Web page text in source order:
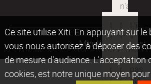
Ce site utilise Xiti. En appuyant sur
vous nous autorisez à déposer des
de mesure d'audience. L'acceptation
cookies, est notre unique moyen
Mentions légales